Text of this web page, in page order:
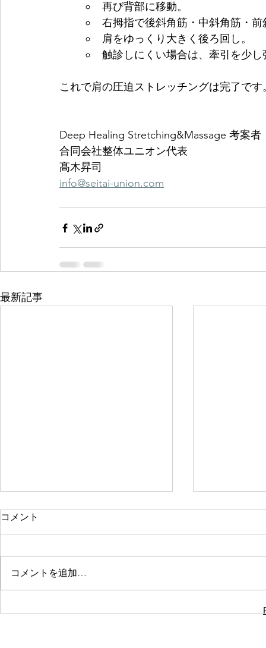
再び背部に移動。
右拇指で後斜角筋・中斜角筋・
肩をゆっくり大きく後ろ回し。
触診しにくい場合は、牽引を少し
これで肩の圧迫ストレッチングは完了です
Deep Healing Stretching&Massage 考案者
合同会社整体ユニオン代表
髙木昇司
info@seitai-union.com
最新記事
日本のマッサージ
日本では、「マッサージ」という
ッサージ指圧師」**を持つ人だけ
が、医療目的のマッサージを行っ
Lesson18
上に立ちま
と筋肉を揉
コメント
コメントを追加…